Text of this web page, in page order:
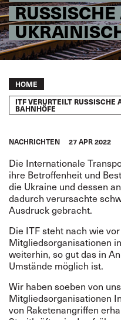
Breadcrumb
HOME
ITF VERURTEILT RUSSISCHE
BAHNHÖFE
NACHRICHTEN 27 APR 2022
Die Internationale
ihre Betroffenheit und
die Ukraine und dessen
dadurch verursachte
Ausdruck gebracht.
Die ITF steht nach wie
Mitgliedsorganisationen
weiterhin, so gut das in
Umstände möglich ist.
Wir haben soeben von
Mitgliedsorganisationen
von Raketenangriffen